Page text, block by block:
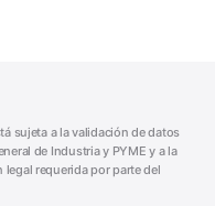
sujeta a la validación de datos
de Industria y PYME y a la
requerida por parte del